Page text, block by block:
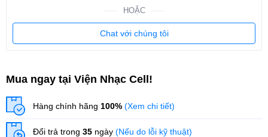
HOẶC
Chat với chúng tôi
Mua ngay tại Viện Nhạc Cell!
Hàng chính hãng 100% (Xem chi tiết)
Đổi trả trong 35 ngày (Nếu do lỗi kỹ thuật)